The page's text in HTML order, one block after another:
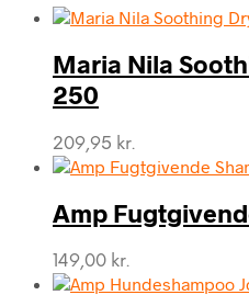
Maria Nila
250
209,95 kr.
Amp
149,00 kr.